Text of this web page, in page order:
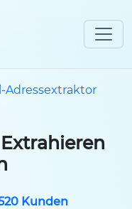
Adressextraktor
Kunden